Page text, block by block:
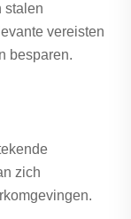
stalen
vereisten
besparen.
zich